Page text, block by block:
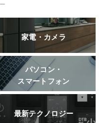
家電・カメラ
パソコン・
スマートフォン
最新テクノロジー